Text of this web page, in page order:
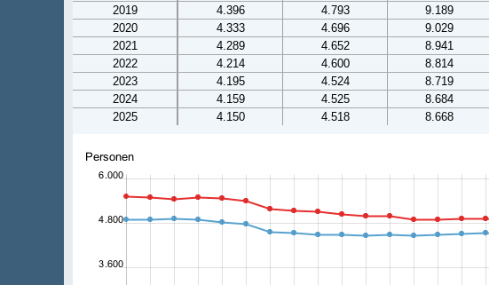
2019
4.396 4.793 9.189
2020
4.333 4.696 9.029
2021
4.289 4.652 8.941
2022
4.214 4.600 8.814
2023
4.195 4.524 8.719
2024
4.159 4.525 8.684
2025
4.150 4.518 8.668